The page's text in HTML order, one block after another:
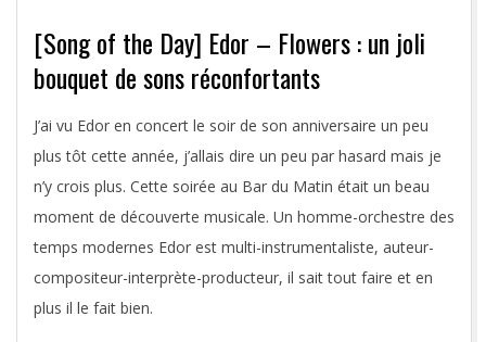
[Song of the Day] Edor – Flowers : un joli
bouquet de sons réconfortants
2020-
04-
24
J’ai vu Edor en concert le soir de son anniversaire un peu
plus tôt cette année, j’allais dire un peu par hasard mais je
n’y crois plus. Cette soirée au Bar du Matin était un beau
moment de découverte musicale. Un homme-orchestre des
temps modernes Edor est multi-instrumentaliste, auteur-
compositeur-interprète-producteur, il sait tout faire et en
plus il le fait bien.